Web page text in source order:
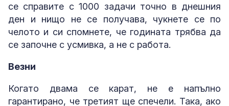
се справите с 1000 задачи точно в днешния
ден и нищо не се получава, чукнете се по
челото и си спомнете, че годината трябва да
се започне с усмивка, а не с работа.
Везни
Когато двама се карат, не е напълно
гарантирано, че третият ще спечели. Така, ако